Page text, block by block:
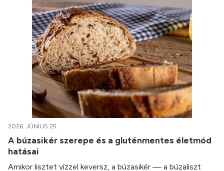
2026. JÚNIUS 25.
A búzasikér szerepe és a gluténmentes életmód
hatásai
Amikor lisztet vízzel keversz, a búzasikér — a búzaliszt